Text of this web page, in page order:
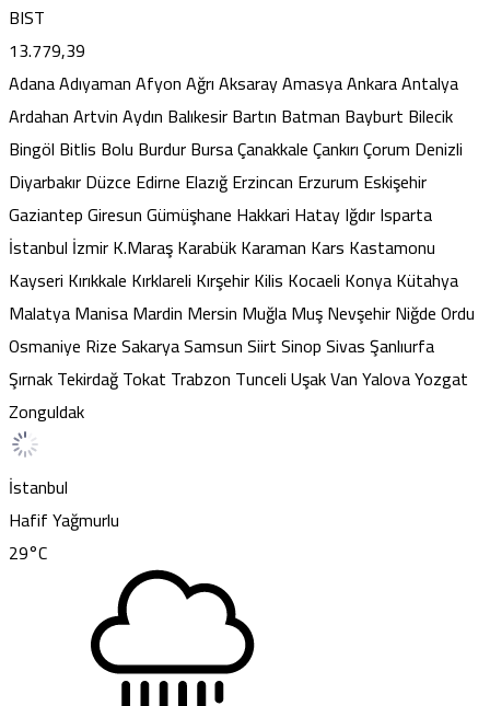
BIST
13.779,39
AdanaAdıyamanAfyonAğrıAksarayAmasyaAnkaraAntalya
ArdahanArtvinAydın BalıkesirBartın Batman Bayburt Bilecik
Bingöl Bitlis Bolu BurdurBursaÇanakkaleÇankırıÇorum Denizli
DiyarbakırDüzce Edirne ElazığErzincan Erzurum Eskişehir
GaziantepGiresunGümüşhane Hakkari HatayIğdırIsparta
İstanbul İzmirK.MaraşKarabükKaraman Kars Kastamonu
Kayseri Kırıkkale Kırklareli KırşehirKilis Kocaeli KonyaKütahya
MalatyaManisaMardin Mersin MuğlaMuşNevşehirNiğdeOrdu
Osmaniye RizeSakaryaSamsunSiirtSinopSivasŞanlıurfa
ŞırnakTekirdağTokat Trabzon TunceliUşakVanYalovaYozgat
Zonguldak
İstanbul
Hafif Yağmurlu
29°C